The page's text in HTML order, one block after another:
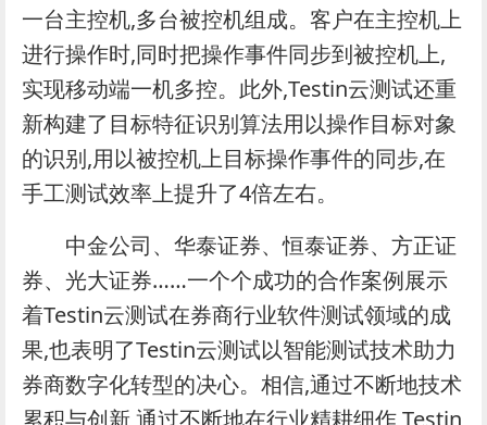
一台主控机,多台被控机组成。客户在主控机上
进行操作时,同时把操作事件同步到被控机上,
实现移动端一机多控。此外,Testin云测试还重
新构建了目标特征识别算法用以操作目标对象
的识别,用以被控机上目标操作事件的同步,在
手工测试效率上提升了4倍左右。
中金公司、华泰证券、恒泰证券、方正证
券、光大证券……一个个成功的合作案例展示
着Testin云测试在券商行业软件测试领域的成
果,也表明了Testin云测试以智能测试技术助力
券商数字化转型的决心。相信,通过不断地技术
累积与创新,通过不断地在行业精耕细作,Testin